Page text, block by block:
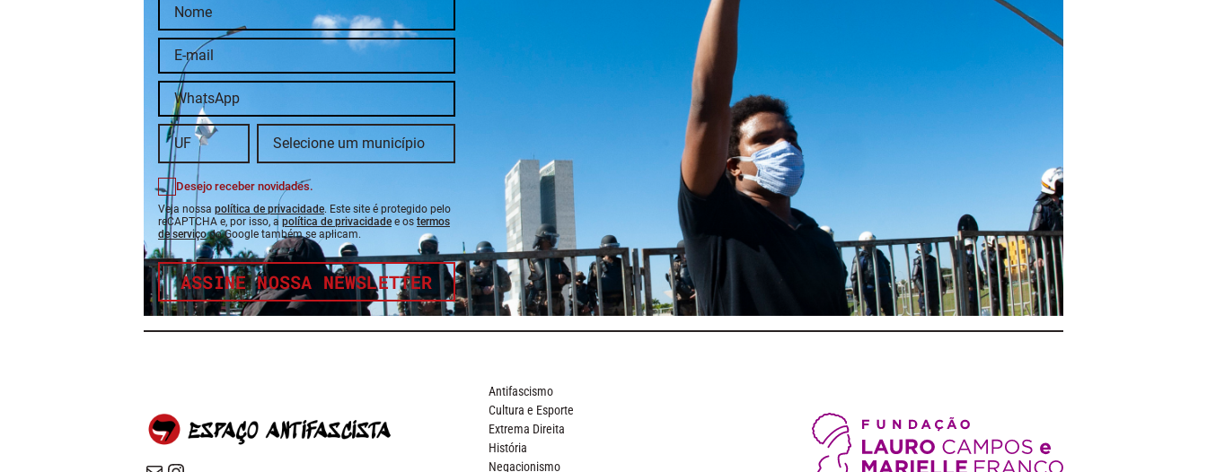
Desejo receber novidades.
Veja nossa política de privacidade. Este site é protegido pelo
reCAPTCHA e, por isso, a política de privacidade e os termos
de serviçodo Google também se aplicam.
ASSINE NOSSA NEWSLETTER
Antifascismo
Cultura e Esporte
Extrema Direita
História
Negacionismo